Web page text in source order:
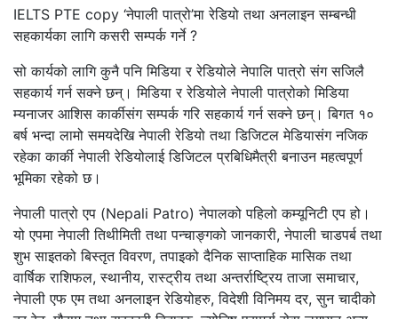
IELTS PTE copy ‘नेपाली पात्रो’मा रेडियो तथा अनलाइन सम्बन्धी
सहकार्यका लागि कसरी सम्पर्क गर्ने ?
सो कार्यको लागि कुनै पनि मिडिया र रेडियोले नेपालि पात्रो संग सजिलै
सहकार्य गर्न सक्ने छन्। मिडिया र रेडियोले नेपाली पात्रोको मिडिया
म्यनाजर आशिस कार्कीसंग सम्पर्क गरि सहकार्य गर्न सक्ने छन्। बिगत १०
बर्ष भन्दा लामो समयदेखि नेपाली रेडियो तथा डिजिटल मेडियासंग नजिक
रहेका कार्की नेपाली रेडियोलाई डिजिटल प्रबिधिमैत्री बनाउन महत्वपूर्ण
भूमिका रहेको छ।
नेपाली पात्रो एप (Nepali Patro) नेपालको पहिलो कम्यूनिटी एप हो।
यो एपमा नेपाली तिथीमिती तथा पन्चाङ्गको जानकारी, नेपाली चाडपर्ब तथा
शुभ साइतको बिस्तृत विवरण, तपाइको दैनिक साप्ताहिक मासिक तथा
वार्षिक राशिफल, स्थानीय, रास्ट्रीय तथा अन्तर्राष्ट्रिय ताजा समाचार,
नेपाली एफ एम तथा अनलाइन रेडियोहरु, विदेशी विनिमय दर, सुन चादीको